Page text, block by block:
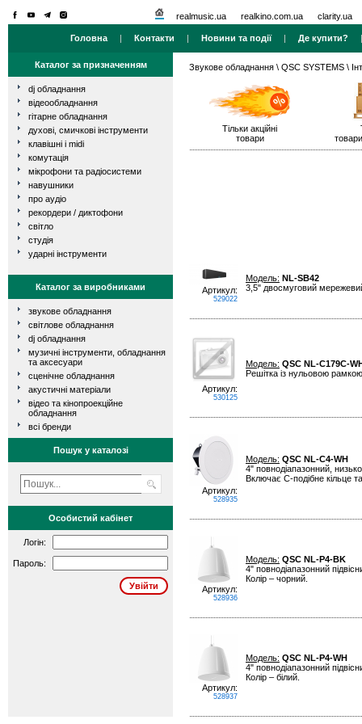
realmusic.ua realkino.com.ua clarity.ua
Головна | Контакти | Новини та події| Де купити?
Каталог за призначенням
dj обладнання
відеообладнання
гітарне обладнання
духові, смичкові інструменти
клавішні і midi
комутація
мікрофони та радіосистеми
навушники
про аудіо
рекордери / диктофони
світло
студія
ударні інструменти
Каталог за виробниками
звукове обладнання
світлове обладнання
dj обладнання
музичні інструменти, обладнання
та аксесуари
сценічне обладнання
акустичні матеріали
відео та кінопроекційне
обладнання
всі бренди
Пошук у каталозі
Особистий кабінет
Логін:
Пароль:
Звукове обладнання \ QSC SYSTEMS \
Тільки акційні
товари
Артикул:
529022
Модель: NL-SB42
3,5" двосмуговий
Артикул:
530125
Модель: QSC NL-C179C-
Решітка із нульовою
Артикул:
528935
Модель: QSC NL-C4-WH
4" повнодіапазонний,
Включає С-подібне кільце
Артикул:
528936
Модель: QSC NL-P4-BK
4" повнодіапазонний
Колір – чорний.
Артикул:
528937
Модель: QSC NL-P4-WH
4" повнодіапазонний
Колір – білий.